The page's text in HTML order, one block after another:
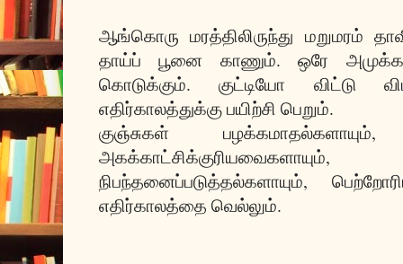
ஆங்கொரு மரத்திலிருந்து
தாய்ப் பூனை காணும். ஒரே
கொடுக்கும். குட்டியோ விட்டு
எதிர்காலத்துக்கு பயிற்சி பெறும்.
குஞ்சுகள் பழக்கமாதல்களாயும்,
நிபந்தனைப்படுத்தல்களாயும்,
எதிர்காலத்தை வெல்லும்.